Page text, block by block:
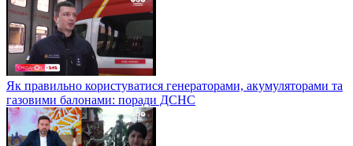
Як правильно користуватися генераторами, акумуляторами та
газовими балонами: поради ДСНС